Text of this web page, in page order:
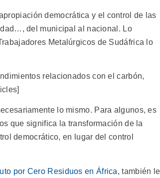
democrática y el control de las
del municipal al nacional. Lo
Metalúrgicos de Sudáfrica lo
relacionados con el carbón,
lo mismo. Para algunos, es
que significa la transformación de la
democrático, en lugar del control
por Cero Residuos en África, también le